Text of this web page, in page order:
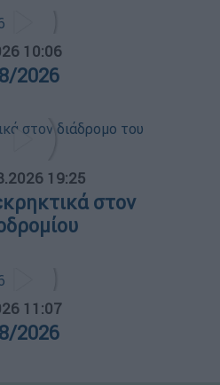
10:06
2026
19:25
στον
11:07
2026